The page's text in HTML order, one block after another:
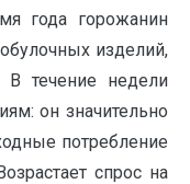
года горожанин
изделий,
течение недели
он значительно
потребление
спрос на